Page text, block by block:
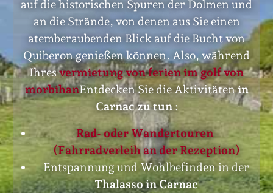
auf die historischen Spuren der Dolmen und
an die Strände, von denen aus Sie einen
atemberaubenden Blick auf die Bucht von
Quiberon genießen können. Also, während
Ihresvermietung von ferien im golf von
morbihanEntdecken Sie die Aktivitätenin
Carnac zu tun:
Rad- oder Wandertouren
(Fahrradverleih an der Rezeption)
Entspannung und Wohlbefinden in der
Thalasso in Carnac